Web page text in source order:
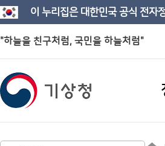
이 누리집은 대한민국 공식 전자
"하늘을 친구처럼, 국민을 하늘처럼"